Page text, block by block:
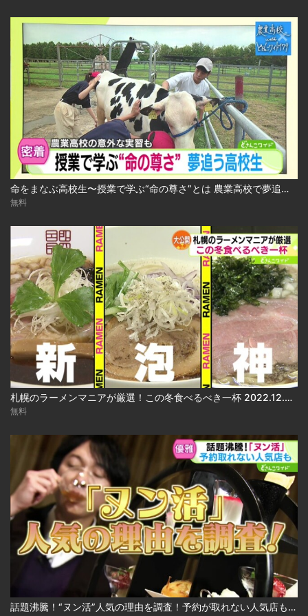
命をまなぶ高校生〜授業で学ぶ“命の尊さ”とは 農業高校で夢追う生徒たち 2024.10.29放送
無料
札幌のラーメンマニアが厳選！この冬食べるべき一杯 2022.12.05放送
無料
話題沸騰！“ヌン活”人気の理由を調査！予約が取れない人気店も 2024.12.24放送